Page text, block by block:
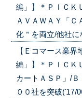
編」】＊ＰＩＣ
ＡＶＡＷＡＹ「Ｃ
化＂を両立/他社
【Ｅコマース業
編」】＊ＰＩＣＫ
カートＡＳＰ」/
００社を突破('17/